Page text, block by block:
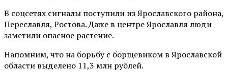
В соцсетях сигналы поступили из Ярославского района,
Переславля, Ростова. Даже в центре Ярославля люди
заметили опасное растение.
Напомним, что на борьбу с борщевиком в Ярославской
области выделено 11,3 млн рублей.